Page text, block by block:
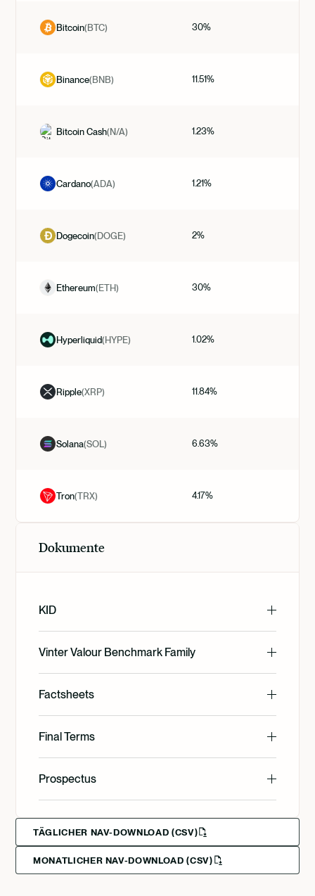
Bitcoin(BTC) 30%
Binance(BNB) 11.51%
Bitcoin Cash(N/A) 1.23%
Cardano(ADA) 1.21%
Dogecoin(DOGE) 2%
Ethereum(ETH) 30%
Hyperliquid(HYPE) 1.02%
Ripple(XRP) 11.84%
Solana(SOL) 6.63%
Tron(TRX) 4.17%
Dokumente
KID
English
Svenska
Deutsch
Francais
Suomi
Norsk
Vinter Valour Benchmark Family
English
Factsheets
English
Svenska
Final Terms
English
Svenska
Prospectus
English
TÄGLICHER NAV-DOWNLOAD (CSV)
MONATLICHER NAV-DOWNLOAD (CSV)